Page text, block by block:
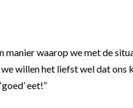
waarop we met de
willen het liefst wel dat ons
eet!”